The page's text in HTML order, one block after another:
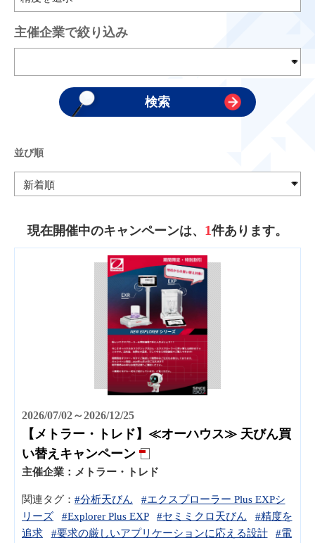
主催企業で絞り込み
並び順
現在開催中のキャンペーンは、 1件あります。
2026/07/02～2026/12/25
【メトラー・トレド】≪オーハウス≫ 天びん買
い替えキャンペーン
主催企業： メトラー・トレド
関連タグ： #分析天びん
#エクスプローラー Plus EXPシ
リーズ
#Explorer Plus EXP #セミミクロ天びん
#精度を
追求
#要求の厳しいアプリケーションに応える設計
#電